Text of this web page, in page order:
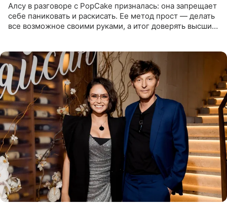
Алсу в разговоре с PopCake призналась: она запрещает
себе паниковать и раскисать. Ее метод прост — делать
все возможное своими руками, а итог доверять высшим